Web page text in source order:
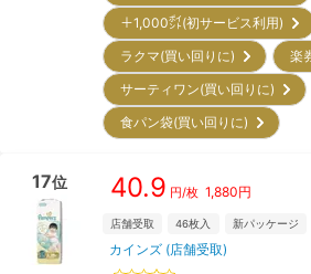
＋1,000㌽(初サービス利用)
ラクマ(買い回りに)
楽
サーティワン(買い回りに)
食パン袋(買い回りに)
17位 40.9 円/枚 1,880円
店舗受取 46枚入 新パッケージ
カインズ (店舗受取)